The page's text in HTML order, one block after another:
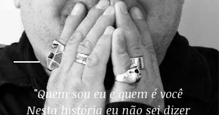
"Quem sou eu e quem é você
Nesta história eu não sei dizer